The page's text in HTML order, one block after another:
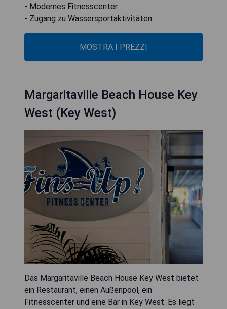
- Modernes Fitnesscenter
- Zugang zu Wassersportaktivitäten
MOSTRA I PREZZI
Margaritaville Beach House Key
West (Key West)
Das Margaritaville Beach House Key West bietet
ein Restaurant, einen Außenpool, ein
Fitnesscenter und eine Bar in Key West. Es liegt